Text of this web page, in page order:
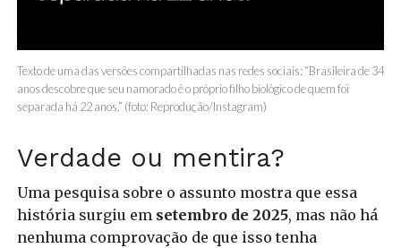
Texto de uma das versões compartilhadas nas redes sociais: “Brasileira de 34
anos descobre que seu namorado é o próprio filho biológico de quem foi
separada há 22 anos.” (foto: Reprodução/Instagram)
Verdade ou mentira?
Uma pesquisa sobre o assunto mostra que essa
história surgiu em setembro de 2025, mas não há
nenhuma comprovação de que isso tenha